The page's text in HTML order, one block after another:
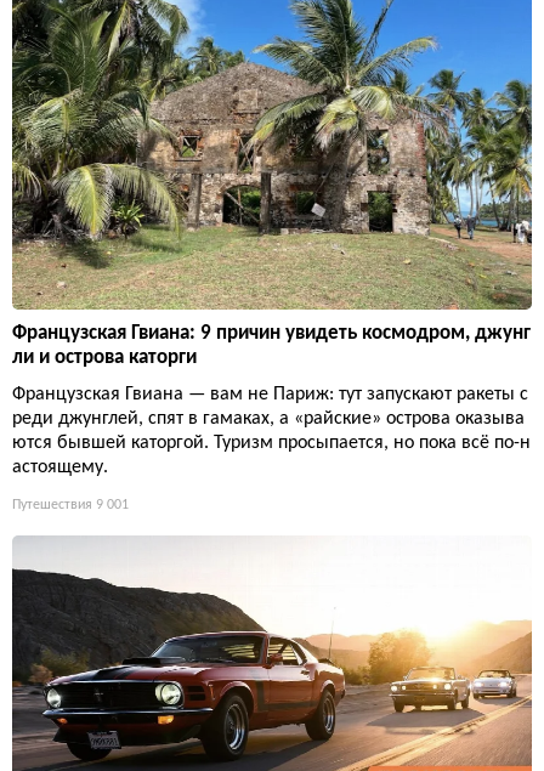
Французская Гвиана: 9 причин увидеть космодром, джунг
ли и острова каторги
Французская Гвиана — вам не Париж: тут запускают ракеты с
реди джунглей, спят в гамаках, а «райские» острова оказыва
ются бывшей каторгой. Туризм просыпается, но пока всё по-н
астоящему.
Путешествия 9 001